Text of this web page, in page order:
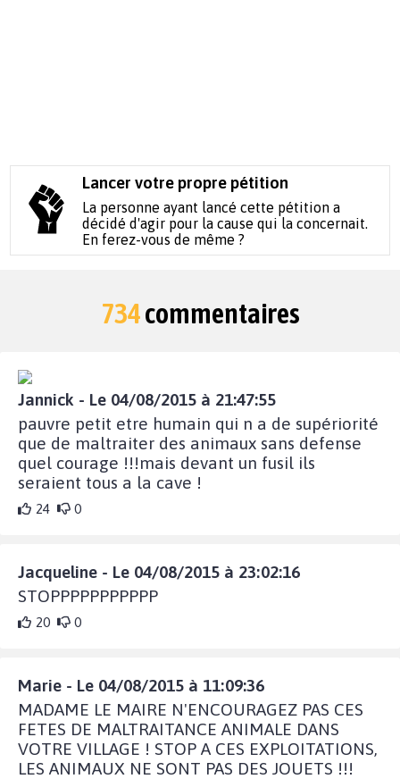
Lancer votre propre pétition
La personne ayant lancé cette pétition a
décidé d'agir pour la cause qui la concernait.
En ferez-vous de même ?
734commentaires
Jannick - Le 04/08/2015 à 21:47:55
pauvre petit etre humain qui n a de supériorité
que de maltraiter des animaux sans defense
quel courage !!!mais devant un fusil ils
seraient tous a la cave !
24 0
Jacqueline - Le 04/08/2015 à 23:02:16
STOPPPPPPPPPPP
20 0
Marie - Le 04/08/2015 à 11:09:36
MADAME LE MAIRE N'ENCOURAGEZ PAS CES
FETES DE MALTRAITANCE ANIMALE DANS
VOTRE VILLAGE ! STOP A CES EXPLOITATIONS,
LES ANIMAUX NE SONT PAS DES JOUETS !!!